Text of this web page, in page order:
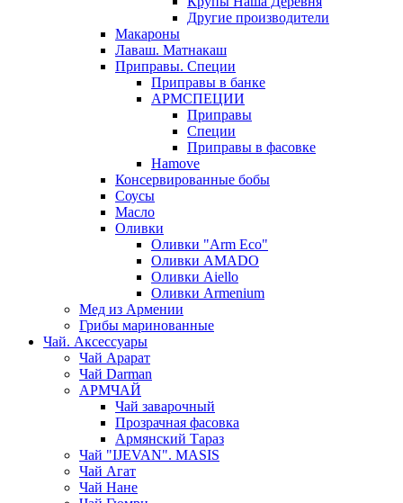
Другие производители
Макароны
Лаваш. Матнакаш
Приправы. Специи
Приправы в банке
АРМСПЕЦИИ
Приправы
Специи
Приправы в фасовке
Hamove
Консервированные бобы
Соусы
Масло
Оливки
Оливки "Arm Eco"
Оливки AMADO
Оливки Aiello
Оливки Armenium
Мед из Армении
Грибы маринованные
Чай. Аксессуары
Чай Арарат
Чай Darman
АРМЧАЙ
Чай заварочный
Прозрачная фасовка
Армянский Тараз
Чай "IJEVAN". MASIS
Чай Агат
Чай Нане